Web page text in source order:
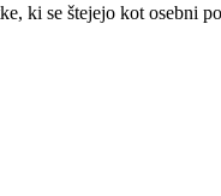
ki se štejejo kot osebni